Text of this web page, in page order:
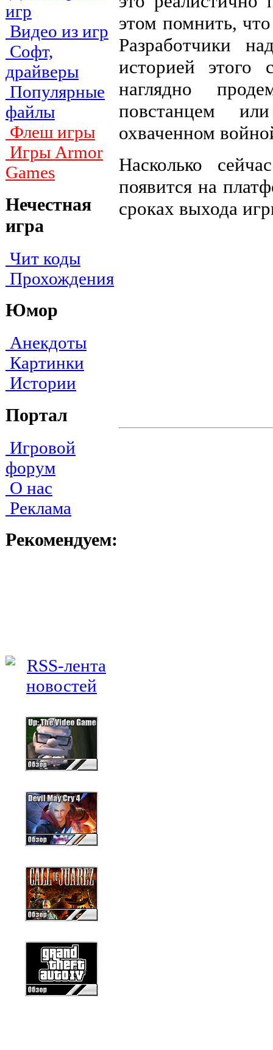
игр
Видео из игр
Софт,
драйверы
Популярные
файлы
Флеш игры
Игры Armor
Games
Нечестная
игра
Чит коды
Прохождения
Юмор
Анекдоты
Картинки
Истории
Портал
Игровой
форум
О нас
Реклама
Рекомендуем:
этом помнить,
Разработчики
историей
наглядно
повстанцем
охваченном
Насколько
появится на
сроках выхода